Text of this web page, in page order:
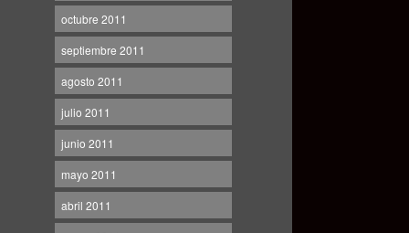
octubre 2011
septiembre 2011
agosto 2011
julio 2011
junio 2011
mayo 2011
abril 2011